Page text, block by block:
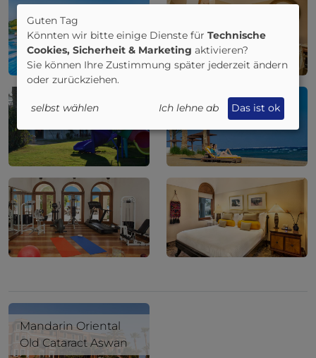
Mandarin Oriental
Old Cataract Aswan
Guten Tag
Könnten wir bitte einige Dienste für Technische
Cookies, Sicherheit & Marketing aktivieren?
Sie können Ihre Zustimmung später jederzeit ändern
oder zurückziehen.
selbst wählen Ich lehne ab Das ist ok